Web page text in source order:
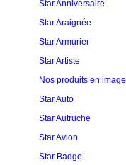
Star Anniversaire
Star Araignée
Star Armurier
Star Artiste
Nos produits en image
Star Auto
Star Autruche
Star Avion
Star Badge